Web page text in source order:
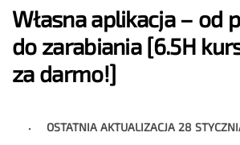
Własna aplikacja – od
do zarabiania [6.5H
za darmo!]
OSTATNIA AKTUALIZACJA 28